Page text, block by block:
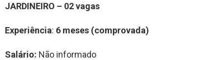
JARDINEIRO – 02vagas
Experiência: 6 meses (comprovada)
Salário: Não informado